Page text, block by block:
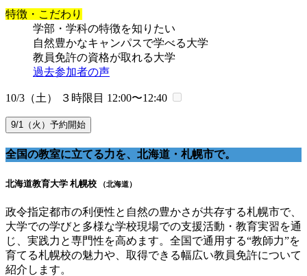
特徴・こだわり
学部・学科の特徴を知りたい
自然豊かなキャンパスで学べる大学
教員免許の資格が取れる大学
過去参加者の声
10/3（土） ３時限目 12:00〜12:40
9/1（火）予約開始
全国の教室に立てる力を、北海道・札幌市で。
北海道教育大学 札幌校 （北海道）
政令指定都市の利便性と自然の豊かさが共存する札幌市で、
大学での学びと多様な学校現場での支援活動・教育実習を通
じ、実践力と専門性を高めます。全国で通用する“教師力”を
育てる札幌校の魅力や、取得できる幅広い教員免許について
紹介します。